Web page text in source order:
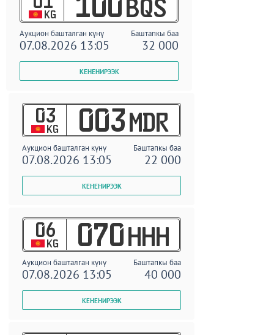
KG 100 BQS
Аукцион башталган күнү Баштапкы баа
07.08.2026 13:05 32 000
03
KG 003 MDR
Аукцион башталган күнү Баштапкы баа
07.08.2026 13:05 22 000
06
KG 070 HHH
Аукцион башталган күнү Баштапкы баа
07.08.2026 13:05 40 000